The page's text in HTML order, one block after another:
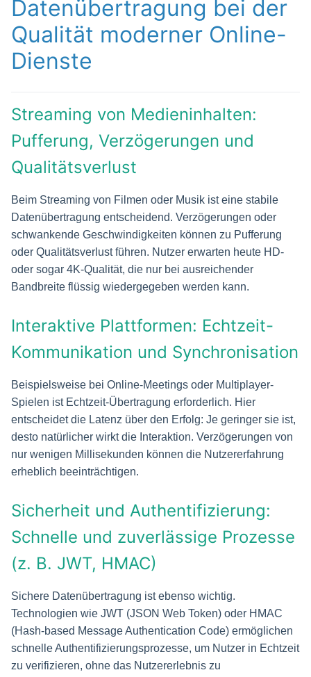
Datenübertragung bei der
Qualität moderner Online-
Dienste
Streaming von Medieninhalten:
Pufferung, Verzögerungen und
Qualitätsverlust
Beim Streaming von Filmen oder Musik ist eine stabile
Datenübertragung entscheidend. Verzögerungen oder
schwankende Geschwindigkeiten können zu Pufferung
oder Qualitätsverlust führen. Nutzer erwarten heute HD-
oder sogar 4K-Qualität, die nur bei ausreichender
Bandbreite flüssig wiedergegeben werden kann.
Interaktive Plattformen: Echtzeit-
Kommunikation und Synchronisation
Beispielsweise bei Online-Meetings oder Multiplayer-
Spielen ist Echtzeit-Übertragung erforderlich. Hier
entscheidet die Latenz über den Erfolg: Je geringer sie ist,
desto natürlicher wirkt die Interaktion. Verzögerungen von
nur wenigen Millisekunden können die Nutzererfahrung
erheblich beeinträchtigen.
Sicherheit und Authentifizierung:
Schnelle und zuverlässige Prozesse
(z. B. JWT, HMAC)
Sichere Datenübertragung ist ebenso wichtig.
Technologien wie JWT (JSON Web Token) oder HMAC
(Hash-based Message Authentication Code) ermöglichen
schnelle Authentifizierungsprozesse, um Nutzer in Echtzeit
zu verifizieren, ohne das Nutzererlebnis zu